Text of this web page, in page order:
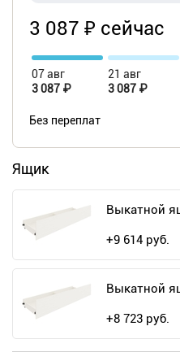
3 087 ₽ сейчас
07 авг
3 087 ₽
21 авг
3 087 ₽
Без переплат
Ящик
Выкатной
+9 614 руб.
Выкатной
+8 723 руб.